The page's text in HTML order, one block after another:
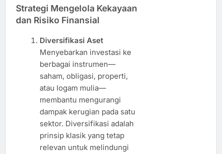
Strategi Mengelola Kekayaan
dan Risiko Finansial
Diversifikasi Aset
Menyebarkan investasi ke
berbagai instrumen—
saham, obligasi, properti,
atau logam mulia—
membantu mengurangi
dampak kerugian pada satu
sektor. Diversifikasi adalah
prinsip klasik yang tetap
relevan untuk melindungi